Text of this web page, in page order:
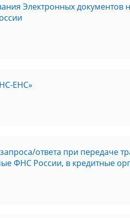
Электронных документов
ЕНС»
ответа при передаче
ФНС России, в кредитные